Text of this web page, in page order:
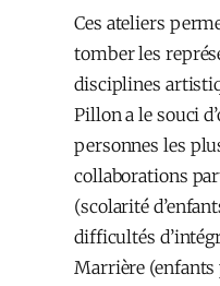
Ces ateliers
tomber les
disciplines
Pillon a le souci
personnes les
collaborations
(scolarité
difficultés
Marrière (enfants